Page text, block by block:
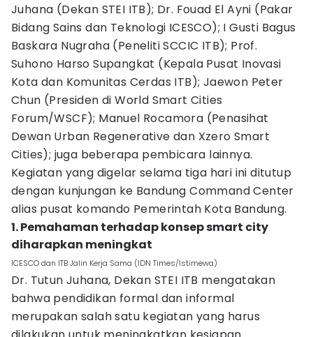
Juhana (Dekan STEI ITB); Dr. Fouad El Ayni (Pakar
Bidang Sains dan Teknologi ICESCO); I Gusti Bagus
Baskara Nugraha (Peneliti SCCIC ITB); Prof.
Suhono Harso Supangkat (Kepala Pusat Inovasi
Kota dan Komunitas Cerdas ITB); Jaewon Peter
Chun (Presiden di World Smart Cities
Forum/WSCF); Manuel Rocamora (Penasihat
Dewan Urban Regenerative dan Xzero Smart
Cities); juga beberapa pembicara lainnya.
Kegiatan yang digelar selama tiga hari ini ditutup
dengan kunjungan ke Bandung Command Center
alias pusat komando Pemerintah Kota Bandung.
1. Pemahaman terhadap konsep smart city
diharapkan meningkat
ICESCO dan ITB Jalin Kerja Sama (IDN Times/Istimewa)
Dr. Tutun Juhana, Dekan STEI ITB mengatakan
bahwa pendidikan formal dan informal
merupakan salah satu kegiatan yang harus